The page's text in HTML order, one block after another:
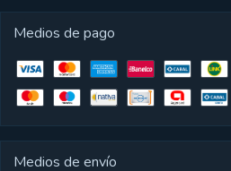
Medios de pago
Medios de envío